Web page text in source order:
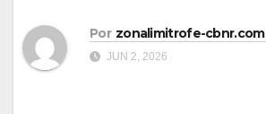
Por zonalimitrofe-cbnr.com
JUN 2, 2026